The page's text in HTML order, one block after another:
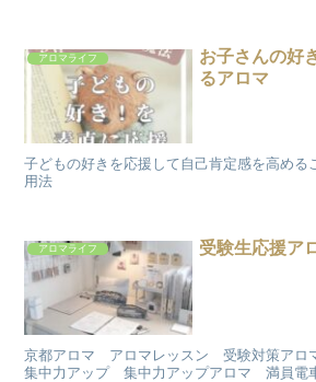
アロマライフ
お子さんの好
るアロマ
子どもの好きを応援して自己肯定感を高める
用法
アロマライフ 受験生応援ア
京都アロマ アロマレッスン 受験対策ア
集中力アップ 集中力アップアロマ 満員